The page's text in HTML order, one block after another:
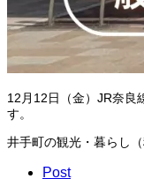
12月12日（金）JR奈良
す。
井手町の観光・暮らし
Post